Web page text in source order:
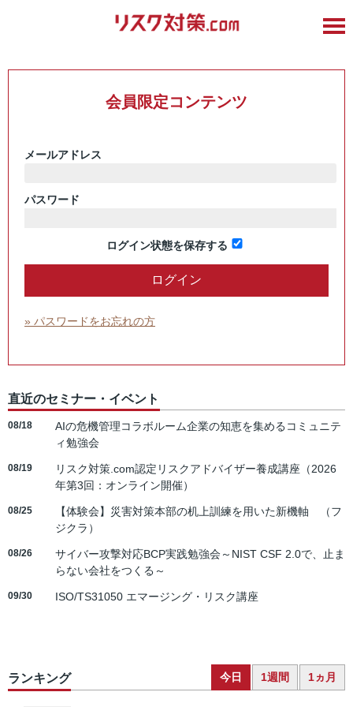
会員限定コンテンツ
メールアドレス
パスワード
ログイン状態を保存する
» パスワードをお忘れの方
直近のセミナー・イベント
08/18
AIの危機管理コラボルーム企業の知恵を集めるコミュニテ
ィ勉強会
08/19
リスク対策.com認定リスクアドバイザー養成講座（2026
年第3回：オンライン開催）
08/25
【体験会】災害対策本部の机上訓練を用いた新機軸 （フ
ジクラ）
08/26
サイバー攻撃対応BCP実践勉強会～NIST CSF 2.0で、止ま
らない会社をつくる～
09/30 ISO/TS31050 エマージング・リスク講座
ランキング 今日 1週間 1ヵ月